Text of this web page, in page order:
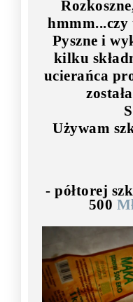
hmmm...czy
Pyszne i
kilku
ucierańca
Używam
- półtorej
500